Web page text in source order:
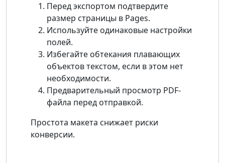
Перед экспортом подтвердите
размер страницы в Pages.
Используйте одинаковые настройки
полей.
Избегайте обтекания плавающих
объектов текстом, если в этом нет
необходимости.
Предварительный просмотр PDF-
файла перед отправкой.
Простота макета снижает риски
конверсии.